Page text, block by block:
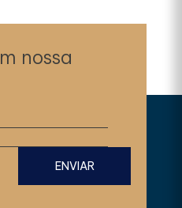
nossa